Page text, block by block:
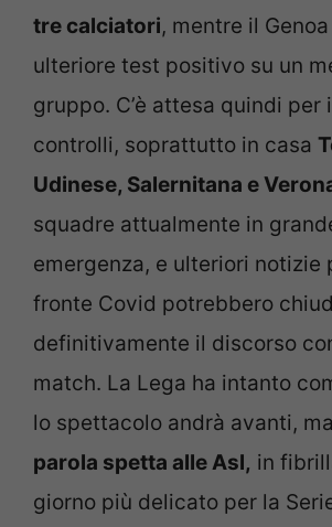
tre calciatori, mentre il
ulteriore test positivo su un
gruppo. C’è attesa quindi per
controlli, soprattutto in casa
Udinese, Salernitana e
squadre attualmente in
emergenza, e ulteriori notizie
fronte Covid potrebbero
definitivamente il discorso
match. La Lega ha intanto
lo spettacolo andrà avanti, ma
parola spetta alle Asl, in
giorno più delicato per la